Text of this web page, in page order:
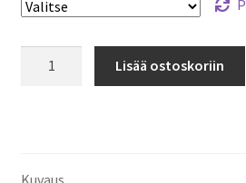
345,00
Lisää ostoskoriin